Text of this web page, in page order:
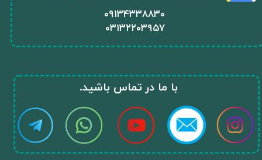
​۰۹۱۳۴۳۳۸۸۳۰
۰۳۱۳۲۲۰۳۹۵۷
​با ما در تماس باشید.​​​​​​​